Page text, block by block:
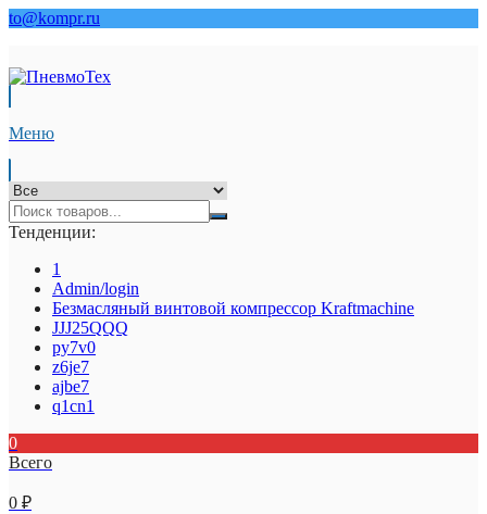
to@kompr.ru
Меню
Тенденции:
1
Admin/login
Безмасляный винтовой компрессор Kraftmaсhine
JJJ25QQQ
py7v0
z6je7
ajbe7
q1cn1
0
Всего
0 ₽